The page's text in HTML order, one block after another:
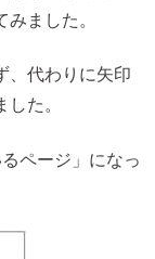
ました。
、代わりに矢印
た。
ページ」になっ